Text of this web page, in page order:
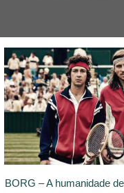
BORG – A humanidade